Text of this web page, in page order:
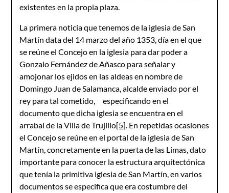
existentes en la propia plaza.
La primera noticia que tenemos de la iglesia de San
Martín data del 14 marzo del año 1353, día en el que
se reúne el Concejo en la iglesia para dar poder a
Gonzalo Fernández de Añasco para señalar y
amojonar los ejidos en las aldeas en nombre de
Domingo Juan de Salamanca, alcalde enviado por el
rey para tal cometido, especificando en el
documento que dicha iglesia se encuentra en el
arrabal de la Villa de Trujillo[5]. En repetidas ocasiones
el Concejo se reúne en el portal de la iglesia de San
Martín, concretamente en la puerta de las Limas, dato
importante para conocer la estructura arquitectónica
que tenía la primitiva iglesia de San Martín, en varios
documentos se especifica que era costumbre del